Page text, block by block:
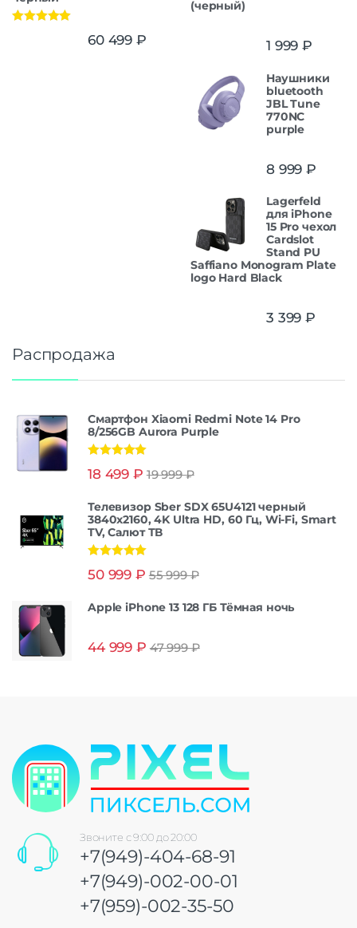
60 499 ₽
(черный)
1 999 ₽
Наушники
bluetooth
JBL Tune
770NC
purple
8 999 ₽
Lagerfeld
для iPhone
15 Pro чехол
Cardslot
Stand PU
Saffiano Monogram Plate
logo Hard Black
3 399 ₽
Распродажа
Смартфон Xiaomi Redmi Note 14 Pro
8/256GB Aurora Purple
из 5
18 499 ₽ 19 999₽
Телевизор Sber SDX 65U4121 черный
3840x2160, 4K Ultra HD, 60 Гц, Wi-Fi, Smart
TV, Салют ТВ
из 5
50 999 ₽ 55 999₽
Apple iPhone 13 128 ГБ Тёмная ночь
44 999 ₽ 47 999₽
Звоните с 9:00 до 20:00
+7(949)-404-68-91
+7(949)-002-00-01
+7(959)-002-35-50